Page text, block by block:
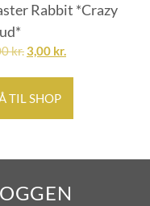
Rabbit *Crazy
kr.3,00 kr.
TIL SHOP